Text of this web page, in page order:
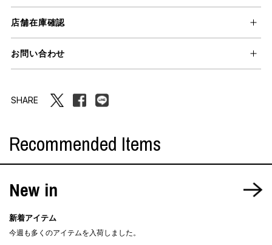
店舗在庫確認
お問い合わせ
SHARE
Recommended Items
New in
新着アイテム
今週も多くのアイテムを入荷しました。